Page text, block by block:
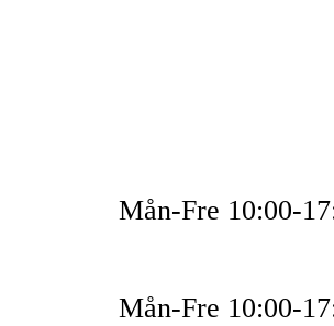
Mån-Fre 10:00-
Mån-Fre 10:00-